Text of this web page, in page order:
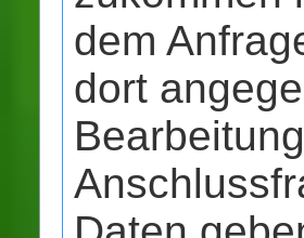
dem
dort